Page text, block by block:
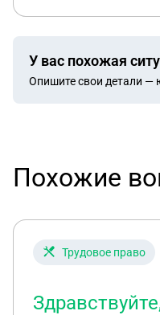
У вас похожая
Опишите свои детали —
Похожие
Трудовое право